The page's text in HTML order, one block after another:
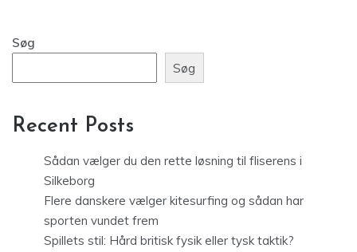
Søg
Søg
Recent Posts
Sådan vælger du den rette løsning til fliserens i
Silkeborg
Flere danskere vælger kitesurfing og sådan har
sporten vundet frem
Spillets stil: Hård britisk fysik eller tysk taktik?